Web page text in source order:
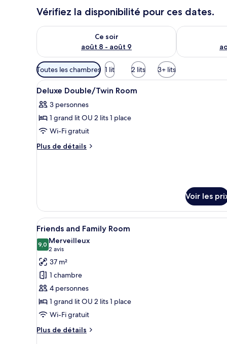
Vérifiez la disponibilité pour ces dates.
Ce soir
août 8 - août 9
Vérifier la disponibilité pour ce soir août 8 - août 9
Vérifier la
Filtres
disponibles
pour
chambres
Toutes les chambres 1 lit 2 lits 3+ lits
Afficher
toutes
les
photos
pour
ce
Room
Minibar, coffres-forts dans les
5
Deluxe Double/Twin Room
3 personnes
1 grand lit OU 2 lits 1 place
Wi-Fi gratuit
Plus de détails
Plus
chambre
Deluxe
Double/Twin
Room
Voir les
Afficher
toutes
les
photos
pour
ce
type
de
chambre :
Friends
Une chambre d’hôtel avec
9
Friends and Family Room
9,09,0 sur 10
Merveilleux
2 avis
(2 avis)
37 m²
1 chambre
4 personnes
1 grand lit OU 2 lits 1 place
Wi-Fi gratuit
Plus de détails
Plus